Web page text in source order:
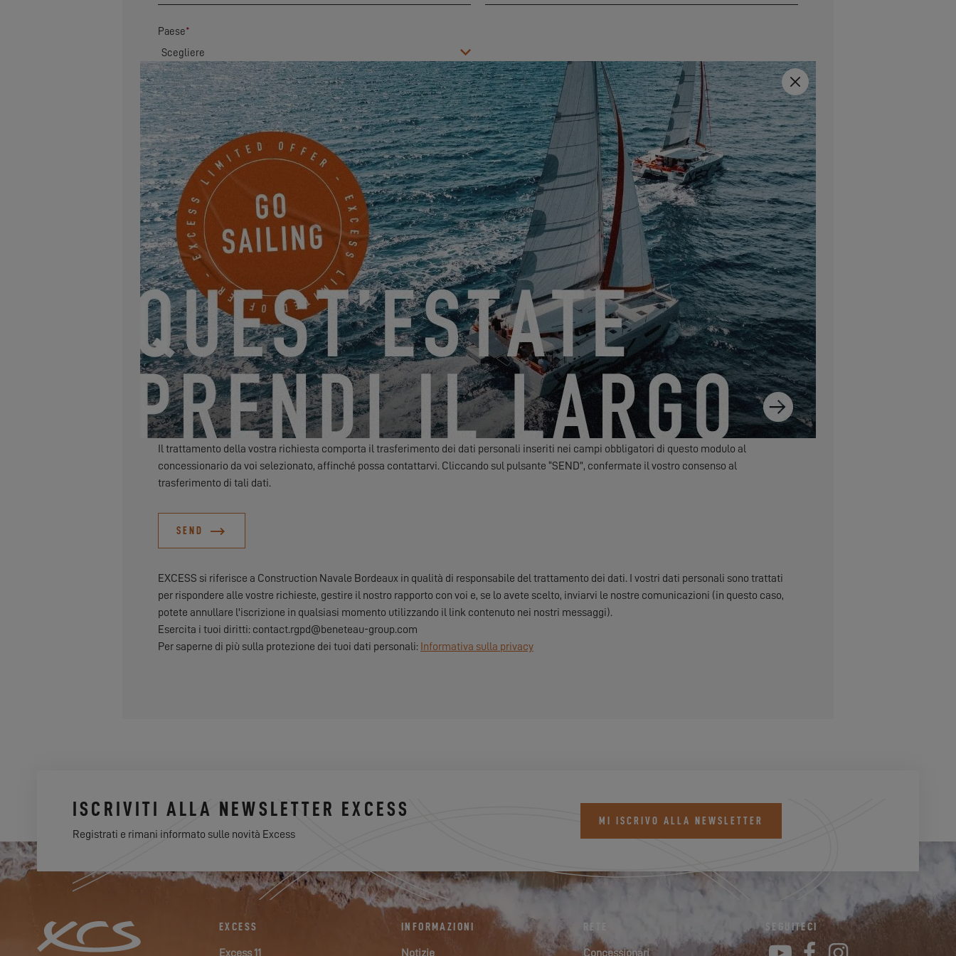
Paese*
Codice postale* Città*
Indirizzo
E-mail * Telefono
Qualcosa da condividere con noi?
Desidero ricevere per via elettronica notizie, eventi e offerte di EXCESS.
Friendly Captcha
Il trattamento della vostra richiesta comporta il trasferimento dei dati personali inseriti nei campi obbligatori di questo modulo al
concessionario da voi selezionato, affinché possa contattarvi. Cliccando sul pulsante “SEND”, confermate il vostro consenso al
trasferimento di tali dati.
SEND
EXCESS si riferisce a Construction Navale Bordeaux in qualità di responsabile del trattamento dei dati. I vostri dati personali sono trattati
per rispondere alle vostre richieste, gestire il nostro rapporto con voi e, se lo avete scelto, inviarvi le nostre comunicazioni (in questo caso,
potete annullare l'iscrizione in qualsiasi momento utilizzando il link contenuto nei nostri messaggi).
Esercita i tuoi diritti: contact.rgpd@beneteau-group.com
Per saperne di più sulla protezione dei tuoi dati personali: Informativa sulla privacy
ISCRIVITI ALLA NEWSLETTER EXCESS
Registrati e rimani informato sulle novità Excess
MI ISCRIVO ALLA NEWSLETTER
EXCESS
Excess 11
INFORMAZIONI
Notizie
RETE
Concessionari
SEGUITECI
Close